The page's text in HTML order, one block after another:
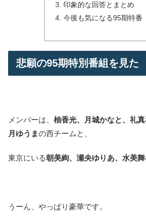
印象的な回答とまとめ
今後も気になる95期特番
悲願の95期特別番組を見た
メンバーは、 柚香光、月城かなと、礼
月ゆうまの西チームと、
東京にいる朝美絢、瀬央ゆりあ、水美
うーん、やっぱり豪華です。